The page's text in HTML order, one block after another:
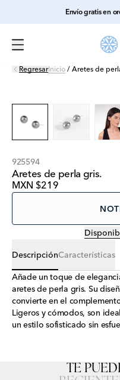
Envío gratis en
RegresarInicio / Aretes de
925594
Aretes de perla gris.
MXN $219
DescripciónCaracterísticas
Añade un toque de
aretes de perla gris. Su
convierte en el
Ligeros y cómodos, son
un estilo sofisticado sin
TE